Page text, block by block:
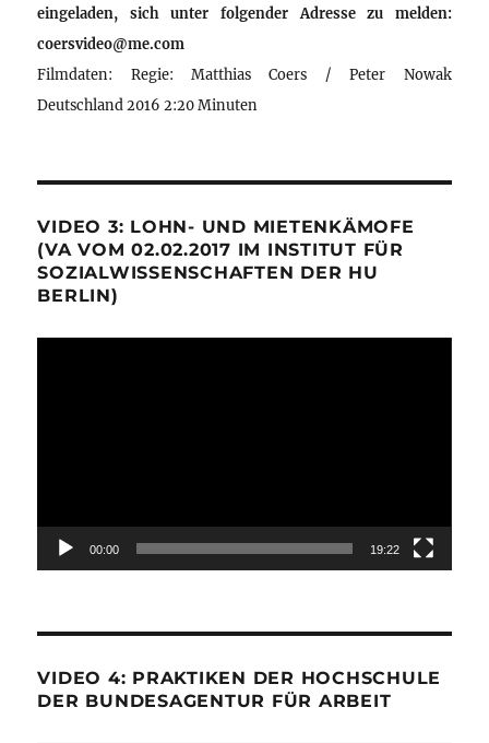
eingeladen, sich unter folgender Adresse zu melden:
coersvideo@me.com
Filmdaten: Regie: Matthias Coers / Peter Nowak
Deutschland 2016 2:20 Minuten
VIDEO 3: LOHN- UND MIETENKÄMOFE
(VA VOM 02.02.2017 IM INSTITUT FÜR
SOZIALWISSENSCHAFTEN DER HU
BERLIN)
00:00 19:22
VIDEO 4: PRAKTIKEN DER HOCHSCHULE
DER BUNDESAGENTUR FÜR ARBEIT